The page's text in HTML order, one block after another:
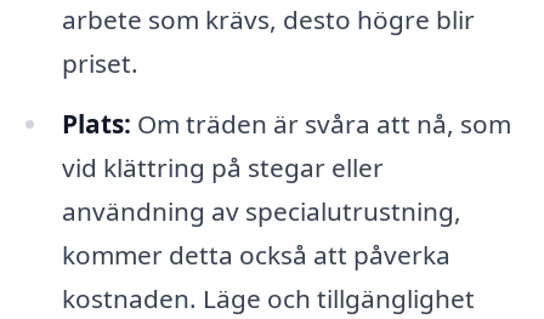
arbete som krävs, desto högre blir
priset.
Plats: Om träden är svåra att nå, som
vid klättring på stegar eller
användning av specialutrustning,
kommer detta också att påverka
kostnaden. Läge och tillgänglighet